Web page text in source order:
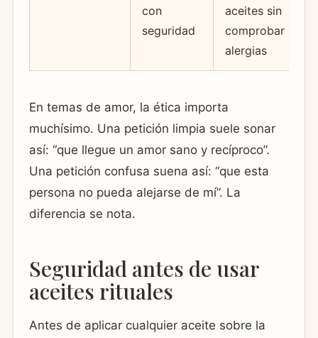
con
seguridad
aceites sin
comprobar
alergias
En temas de amor, la ética importa
muchísimo. Una petición limpia suele sonar
así: “que llegue un amor sano y recíproco”.
Una petición confusa suena así: “que esta
persona no pueda alejarse de mí”. La
diferencia se nota.
Seguridad antes de usar
aceites rituales
Antes de aplicar cualquier aceite sobre la